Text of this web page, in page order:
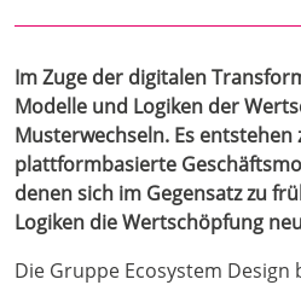
Im Zuge der digitalen
Modelle und Logiken der
Musterwechseln. Es entstehen
plattformbasierte
denen sich im Gegensatz zu
Logiken die Wertschöpfung
Die Gruppe Ecosystem